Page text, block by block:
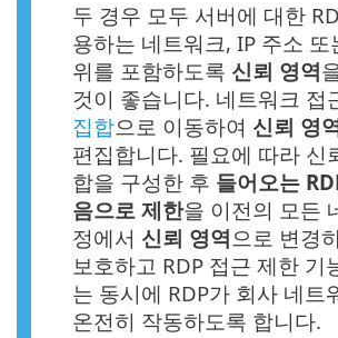
두 경우 모두 서버에 대한
용하는 네트워크, IP 주소 또
위를 포함하도록 신뢰 영역
것이 좋습니다. 네트워크 접
집합으로 이동하여 신뢰 영
편집합니다. 필요에 따라 신
합을 구성한 후 들어오는
음으로 제한을 이전의 모든
정에서 신뢰 영역으로 변경
보호하고 RDP 접근 제한 기
는 동시에 RDP가 회사 네트
온전히 작동하도록 합니다.